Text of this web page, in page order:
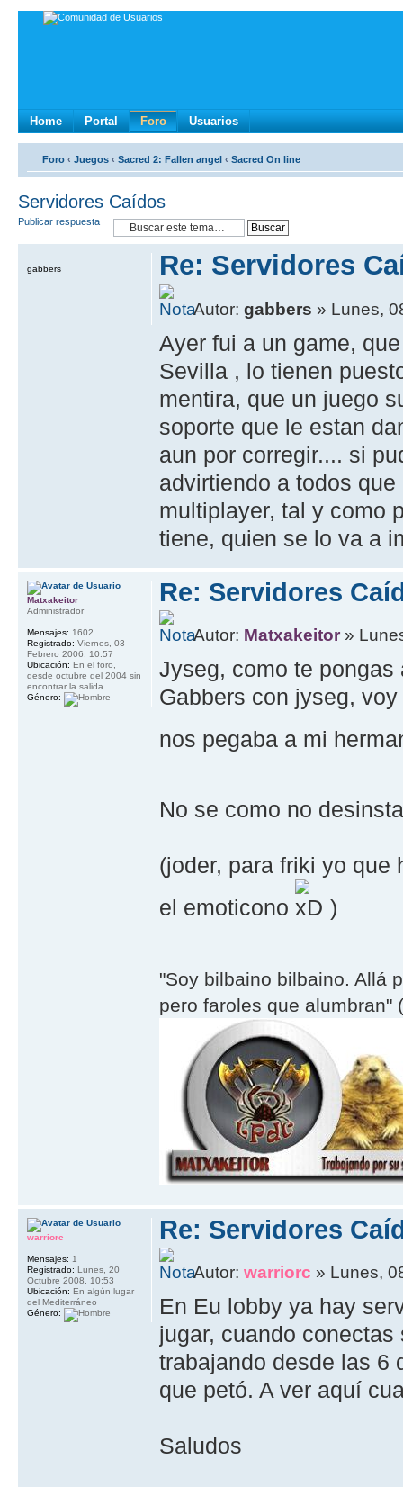
Home Portal Foro Usuarios
Foro ‹ Juegos ‹ Sacred 2: Fallen angel ‹ Sacred On line
Servidores Caídos
Publicar respuesta
Re: Servidores
Autor:gabbers » Lunes,
Ayer fui a un game,
Sevilla , lo tienen
mentira, que un juego
soporte que le estan
aun por corregir.... si
advirtiendo a todos
multiplayer, tal y como
tiene, quien se lo va a
gabbers
Re: Servidores
Autor: Matxakeitor »
Jyseg, como te
Gabbers con jyseg,
nos pegaba a mi
No se como no
(joder, para friki yo que
el emoticono
)
"Soy bilbaino bilbaino. Allá
pero faroles que alumbran"
Matxakeitor
Administrador
Mensajes: 1602
Registrado: Viernes, 03
Febrero 2006, 10:57
Ubicación: En el foro,
desde octubre del 2004 sin
encontrar la salida
Género:
Re: Servidores
Autor:warriorc » Lunes,
En Eu lobby ya hay
jugar, cuando
trabajando desde las 6
que petó. A ver aquí
Saludos
warriorc
Mensajes: 1
Registrado: Lunes, 20
Octubre 2008, 10:53
Ubicación: En algún lugar
del Mediterráneo
Género: